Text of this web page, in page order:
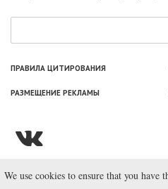
ПРАВИЛА ЦИТИРОВАНИЯ
РАЗМЕЩЕНИЕ РЕКЛАМЫ
© ООО «Лаборатория
We use cookies to ensure that you have